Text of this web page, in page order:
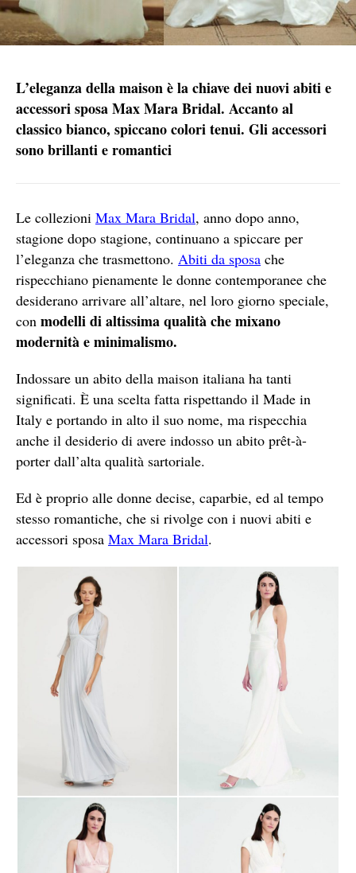
L’eleganza della maison è la chiave dei nuovi abiti e
accessori sposa Max Mara Bridal. Accanto al
classico bianco, spiccano colori tenui. Gli accessori
sono brillanti e romantici
Le collezioni Max Mara Bridal, anno dopo anno,
stagione dopo stagione, continuano a spiccare per
l’eleganza che trasmettono. Abiti da sposa che
rispecchiano pienamente le donne contemporanee che
desiderano arrivare all’altare, nel loro giorno speciale,
con modelli di altissima qualità che mixano
modernità e minimalismo.
Indossare un abito della maison italiana ha tanti
significati. È una scelta fatta rispettando il Made in
Italy e portando in alto il suo nome, ma rispecchia
anche il desiderio di avere indosso un abito prêt-à-
porter dall’alta qualità sartoriale.
Ed è proprio alle donne decise, caparbie, ed al tempo
stesso romantiche, che si rivolge con i nuovi abiti e
accessori sposa Max Mara Bridal.